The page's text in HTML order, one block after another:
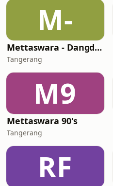
M-
Mettaswara - Dangdut
Tangerang
M9
Mettaswara 90's
Tangerang
RF